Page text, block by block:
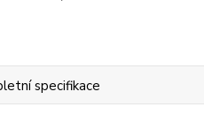
specifikace